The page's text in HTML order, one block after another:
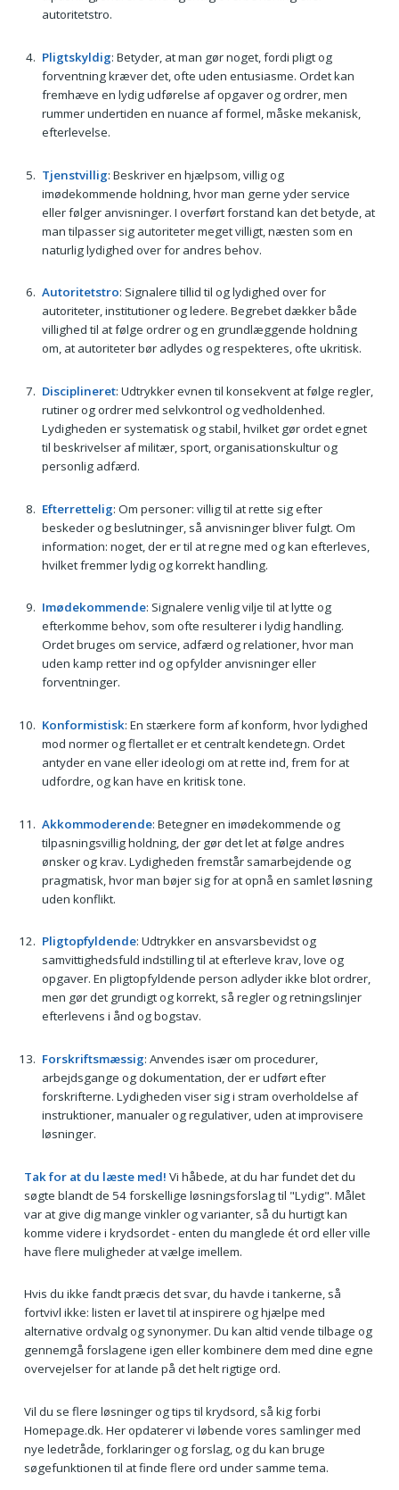
autoritetstro.
Pligtskyldig: Betyder, at man gør noget, fordi pligt og
forventning kræver det, ofte uden entusiasme. Ordet kan
fremhæve en lydig udførelse af opgaver og ordrer, men
rummer undertiden en nuance af formel, måske mekanisk,
efterlevelse.
Tjenstvillig: Beskriver en hjælpsom, villig og
imødekommende holdning, hvor man gerne yder service
eller følger anvisninger. I overført forstand kan det betyde, at
man tilpasser sig autoriteter meget villigt, næsten som en
naturlig lydighed over for andres behov.
Autoritetstro: Signalere tillid til og lydighed over for
autoriteter, institutioner og ledere. Begrebet dækker både
villighed til at følge ordrer og en grundlæggende holdning
om, at autoriteter bør adlydes og respekteres, ofte ukritisk.
Disciplineret: Udtrykker evnen til konsekvent at følge regler,
rutiner og ordrer med selvkontrol og vedholdenhed.
Lydigheden er systematisk og stabil, hvilket gør ordet egnet
til beskrivelser af militær, sport, organisationskultur og
personlig adfærd.
Efterrettelig: Om personer: villig til at rette sig efter
beskeder og beslutninger, så anvisninger bliver fulgt. Om
information: noget, der er til at regne med og kan efterleves,
hvilket fremmer lydig og korrekt handling.
Imødekommende: Signalere venlig vilje til at lytte og
efterkomme behov, som ofte resulterer i lydig handling.
Ordet bruges om service, adfærd og relationer, hvor man
uden kamp retter ind og opfylder anvisninger eller
forventninger.
Konformistisk: En stærkere form af konform, hvor lydighed
mod normer og flertallet er et centralt kendetegn. Ordet
antyder en vane eller ideologi om at rette ind, frem for at
udfordre, og kan have en kritisk tone.
Akkommoderende: Betegner en imødekommende og
tilpasningsvillig holdning, der gør det let at følge andres
ønsker og krav. Lydigheden fremstår samarbejdende og
pragmatisk, hvor man bøjer sig for at opnå en samlet løsning
uden konflikt.
Pligtopfyldende: Udtrykker en ansvarsbevidst og
samvittighedsfuld indstilling til at efterleve krav, love og
opgaver. En pligtopfyldende person adlyder ikke blot ordrer,
men gør det grundigt og korrekt, så regler og retningslinjer
efterlevens i ånd og bogstav.
Forskriftsmæssig: Anvendes især om procedurer,
arbejdsgange og dokumentation, der er udført efter
forskrifterne. Lydigheden viser sig i stram overholdelse af
instruktioner, manualer og regulativer, uden at improvisere
løsninger.
Tak for at du læste med! Vi håbede, at du har fundet det du
søgte blandt de 54 forskellige løsningsforslag til "Lydig". Målet
var at give dig mange vinkler og varianter, så du hurtigt kan
komme videre i krydsordet - enten du manglede ét ord eller ville
have flere muligheder at vælge imellem.
Hvis du ikke fandt præcis det svar, du havde i tankerne, så
fortvivl ikke: listen er lavet til at inspirere og hjælpe med
alternative ordvalg og synonymer. Du kan altid vende tilbage og
gennemgå forslagene igen eller kombinere dem med dine egne
overvejelser for at lande på det helt rigtige ord.
Vil du se flere løsninger og tips til krydsord, så kig forbi
Homepage.dk. Her opdaterer vi løbende vores samlinger med
nye ledetråde, forklaringer og forslag, og du kan bruge
søgefunktionen til at finde flere ord under samme tema.